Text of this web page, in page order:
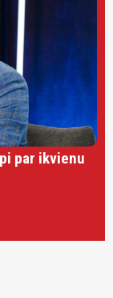
par ikvienu